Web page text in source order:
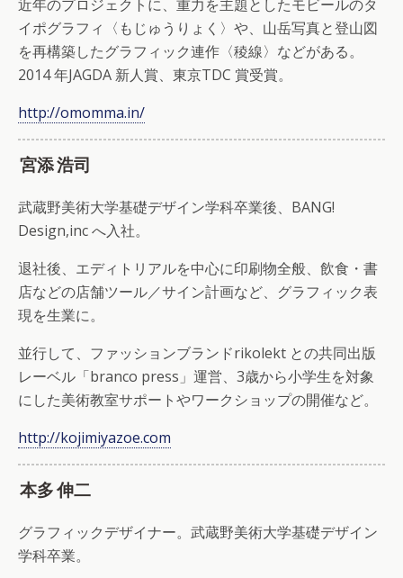
近年のプロジェクトに、重力を主題としたモビールのタ
イポグラフィ〈もじゅうりょく〉や、山岳写真と登山図
を再構築したグラフィック連作〈稜線〉などがある。
2014 年JAGDA 新人賞、東京TDC 賞受賞。
http://omomma.in/
宮添 浩司
武蔵野美術大学基礎デザイン学科卒業後、BANG!
Design,inc へ入社。
退社後、エディトリアルを中心に印刷物全般、飲食・書
店などの店舗ツール／サイン計画など、グラフィック表
現を生業に。
並行して、ファッションブランドrikolekt との共同出版
レーベル「branco press」運営、3歳から小学生を対象
にした美術教室サポートやワークショップの開催など。
http://kojimiyazoe.com
本多 伸二
グラフィックデザイナー。武蔵野美術大学基礎デザイン
学科卒業。